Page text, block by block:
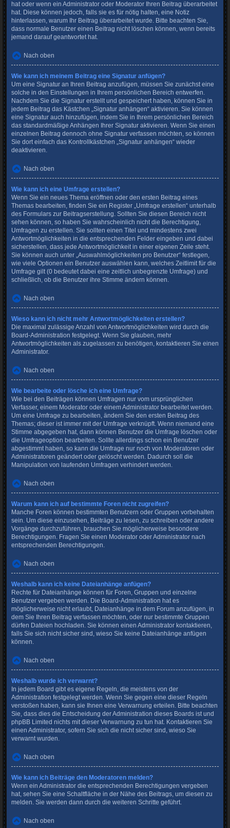
hat oder wenn ein Administrator oder Moderator Ihren Beitrag überarbeitet
hat. Diese können jedoch, falls sie es für nötig halten, eine Notiz
hinterlassen, warum Ihr Beitrag überarbeitet wurde. Bitte beachten Sie,
dass normale Benutzer einen Beitrag nicht löschen können, wenn bereits
jemand darauf geantwortet hat.
Nach oben
Wie kann ich meinem Beitrag eine Signatur anfügen?
Um eine Signatur an Ihren Beitrag anzufügen, müssen Sie zunächst eine
solche in den Einstellungen in Ihrem persönlichen Bereich entwerfen.
Nachdem Sie die Signatur erstellt und gespeichert haben, können Sie in
jedem Beitrag das Kästchen „Signatur anhängen“ aktivieren. Sie können
eine Signatur auch hinzufügen, indem Sie in Ihrem persönlichen Bereich
das standardmäßige Anhängen Ihrer Signatur aktivieren. Wenn Sie einen
einzelnen Beitrag dennoch ohne Signatur verfassen möchten, so können
Sie dort einfach das Kontrollkästchen „Signatur anhängen“ wieder
deaktivieren.
Nach oben
Wie kann ich eine Umfrage erstellen?
Wenn Sie ein neues Thema eröffnen oder den ersten Beitrag eines
Themas bearbeiten, finden Sie ein Register „Umfrage erstellen“ unterhalb
des Formulars zur Beitragserstellung. Sollten Sie diesen Bereich nicht
sehen können, so haben Sie wahrscheinlich nicht die Berechtigung,
Umfragen zu erstellen. Sie sollten einen Titel und mindestens zwei
Antwortmöglichkeiten in die entsprechenden Felder eingeben und dabei
sicherstellen, dass jede Antwortmöglichkeit in einer eigenen Zeile steht.
Sie können auch unter „Auswahlmöglichkeiten pro Benutzer“ festlegen,
wie viele Optionen ein Benutzer auswählen kann, welches Zeitlimit für die
Umfrage gilt (0 bedeutet dabei eine zeitlich unbegrenzte Umfrage) und
schließlich, ob die Benutzer ihre Stimme ändern können.
Nach oben
Wieso kann ich nicht mehr Antwortmöglichkeiten erstellen?
Die maximal zulässige Anzahl von Antwortmöglichkeiten wird durch die
Board-Administration festgelegt. Wenn Sie glauben, mehr
Antwortmöglichkeiten als zugelassen zu benötigen, kontaktieren Sie einen
Administrator.
Nach oben
Wie bearbeite oder lösche ich eine Umfrage?
Wie bei den Beiträgen können Umfragen nur vom ursprünglichen
Verfasser, einem Moderator oder einem Administrator bearbeitet werden.
Um eine Umfrage zu bearbeiten, ändern Sie den ersten Beitrag des
Themas; dieser ist immer mit der Umfrage verknüpft. Wenn niemand eine
Stimme abgegeben hat, dann können Benutzer die Umfrage löschen oder
die Umfrageoption bearbeiten. Sollte allerdings schon ein Benutzer
abgestimmt haben, so kann die Umfrage nur noch von Moderatoren oder
Administratoren geändert oder gelöscht werden. Dadurch soll die
Manipulation von laufenden Umfragen verhindert werden.
Nach oben
Warum kann ich auf bestimmte Foren nicht zugreifen?
Manche Foren können bestimmten Benutzern oder Gruppen vorbehalten
sein. Um diese einzusehen, Beiträge zu lesen, zu schreiben oder andere
Vorgänge durchzuführen, brauchen Sie möglicherweise besondere
Berechtigungen. Fragen Sie einen Moderator oder Administrator nach
entsprechenden Berechtigungen.
Nach oben
Weshalb kann ich keine Dateianhänge anfügen?
Rechte für Dateianhänge können für Foren, Gruppen und einzelne
Benutzer vergeben werden. Die Board-Administration hat es
möglicherweise nicht erlaubt, Dateianhänge in dem Forum anzufügen, in
dem Sie Ihren Beitrag verfassen möchten, oder nur bestimmte Gruppen
dürfen Dateien hochladen. Sie können einen Administrator kontaktieren,
falls Sie sich nicht sicher sind, wieso Sie keine Dateianhänge anfügen
können.
Nach oben
Weshalb wurde ich verwarnt?
In jedem Board gibt es eigene Regeln, die meistens von der
Administration festgelegt werden. Wenn Sie gegen eine dieser Regeln
verstoßen haben, kann sie Ihnen eine Verwarnung erteilen. Bitte beachten
Sie, dass dies die Entscheidung der Administration dieses Boards ist und
phpBB Limited nichts mit dieser Verwarnung zu tun hat. Kontaktieren Sie
einen Administrator, sofern Sie sich die nicht sicher sind, wieso Sie
verwarnt wurden.
Nach oben
Wie kann ich Beiträge den Moderatoren melden?
Wenn ein Administrator die entsprechenden Berechtigungen vergeben
hat, sehen Sie eine Schaltfläche in der Nähe des Beitrags, um diesen zu
melden. Sie werden dann durch die weiteren Schritte geführt.
Nach oben